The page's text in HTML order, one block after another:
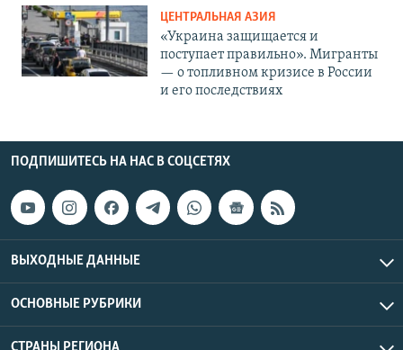
ЦЕНТРАЛЬНАЯ АЗИЯ
«Украина защищается и
поступает правильно». Мигранты
— о топливном кризисе в России
и его последствиях
ПОДПИШИТЕСЬ НА НАС В СОЦСЕТЯХ
ВЫХОДНЫЕ ДАННЫЕ
ОСНОВНЫЕ РУБРИКИ
СТРАНЫ РЕГИОНА